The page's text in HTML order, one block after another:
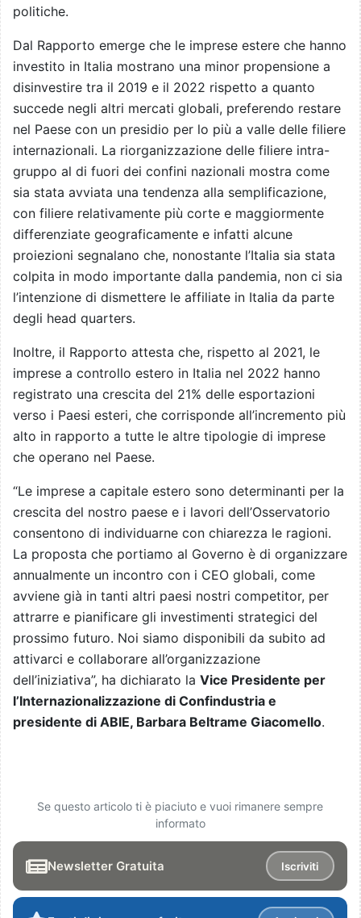
politiche.
Dal Rapporto emerge che le imprese estere che hanno
investito in Italia mostrano una minor propensione a
disinvestire tra il 2019 e il 2022 rispetto a quanto
succede negli altri mercati globali, preferendo restare
nel Paese con un presidio per lo più a valle delle filiere
internazionali. La riorganizzazione delle filiere intra-
gruppo al di fuori dei confini nazionali mostra come
sia stata avviata una tendenza alla semplificazione,
con filiere relativamente più corte e maggiormente
differenziate geograficamente e infatti alcune
proiezioni segnalano che, nonostante l’Italia sia stata
colpita in modo importante dalla pandemia, non ci sia
l’intenzione di dismettere le affiliate in Italia da parte
degli head quarters.
Inoltre, il Rapporto attesta che, rispetto al 2021, le
imprese a controllo estero in Italia nel 2022 hanno
registrato una crescita del 21% delle esportazioni
verso i Paesi esteri, che corrisponde all’incremento più
alto in rapporto a tutte le altre tipologie di imprese
che operano nel Paese.
“Le imprese a capitale estero sono determinanti per la
crescita del nostro paese e i lavori dell’Osservatorio
consentono di individuarne con chiarezza le ragioni.
La proposta che portiamo al Governo è di organizzare
annualmente un incontro con i CEO globali, come
avviene già in tanti altri paesi nostri competitor, per
attrarre e pianificare gli investimenti strategici del
prossimo futuro. Noi siamo disponibili da subito ad
attivarci e collaborare all’organizzazione
dell’iniziativa”, ha dichiarato la Vice Presidente per
l’Internazionalizzazione di Confindustria e
presidente di ABIE, Barbara Beltrame Giacomello.
Se questo articolo ti è piaciuto e vuoi rimanere sempre
informato
Newsletter Gratuita Iscriviti